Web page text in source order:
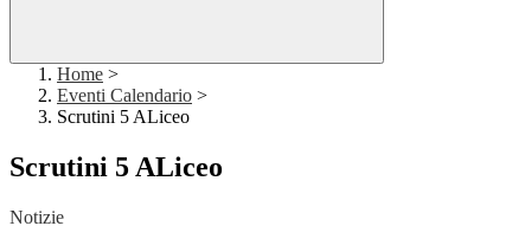
Home >
Eventi Calendario >
Scrutini 5 ALiceo
Scrutini 5 ALiceo
Notizie